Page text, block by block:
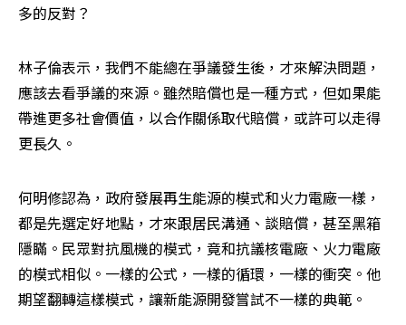
多的反對？
林子倫表示，我們不能總在爭議發生後，才來解決問題，
應該去看爭議的來源。雖然賠償也是一種方式，但如果能
帶進更多社會價值，以合作關係取代賠償，或許可以走得
更長久。
何明修認為，政府發展再生能源的模式和火力電廠一樣，
都是先選定好地點，才來跟居民溝通、談賠償，甚至黑箱
隱瞞。民眾對抗風機的模式，竟和抗議核電廠、火力電廠
的模式相似。一樣的公式，一樣的循環，一樣的衝突。他
期望翻轉這樣模式，讓新能源開發嘗試不一樣的典範。